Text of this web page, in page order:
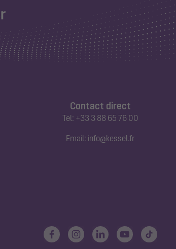
Contact direct
Tel: +33 3 88 65 76 00
Email: info@kessel.fr